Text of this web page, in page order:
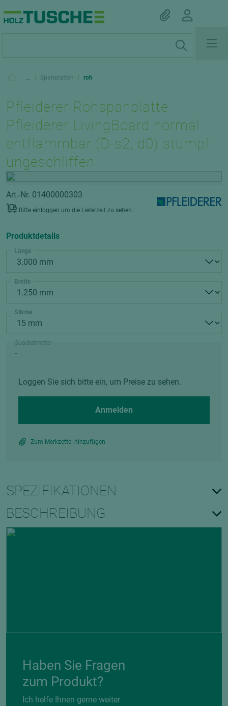
... Spanplatten roh
Pfleiderer Rohspanplatte
Pfleiderer LivingBoard normal
entflammbar (D-s2, d0) stumpf
ungeschliffen
Art.-Nr. 01400000303
Bitte einloggen um die Lieferzeit zu sehen.
Produktdetails
Länge
Breite
Stärke
Quadratmeter
Loggen Sie sich bitte ein, um Preise zu sehen.
Anmelden
Zum Merkzettel hinzufügen
SPEZIFIKATIONEN
BESCHREIBUNG
Haben Sie Fragen
zum Produkt?
Ich helfe Ihnen gerne weiter